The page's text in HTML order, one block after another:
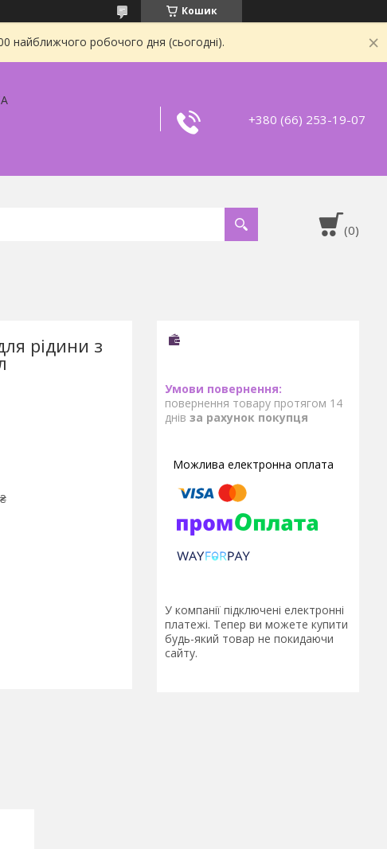
Кошик
найближчого робочого дня (сьогодні).
+380 (66) 253-19-07
рідини з
повернення товару протягом 14
днів за рахунок покупця
У компанії підключені електронні
платежі. Тепер ви можете купити
будь-який товар не покидаючи
сайту.